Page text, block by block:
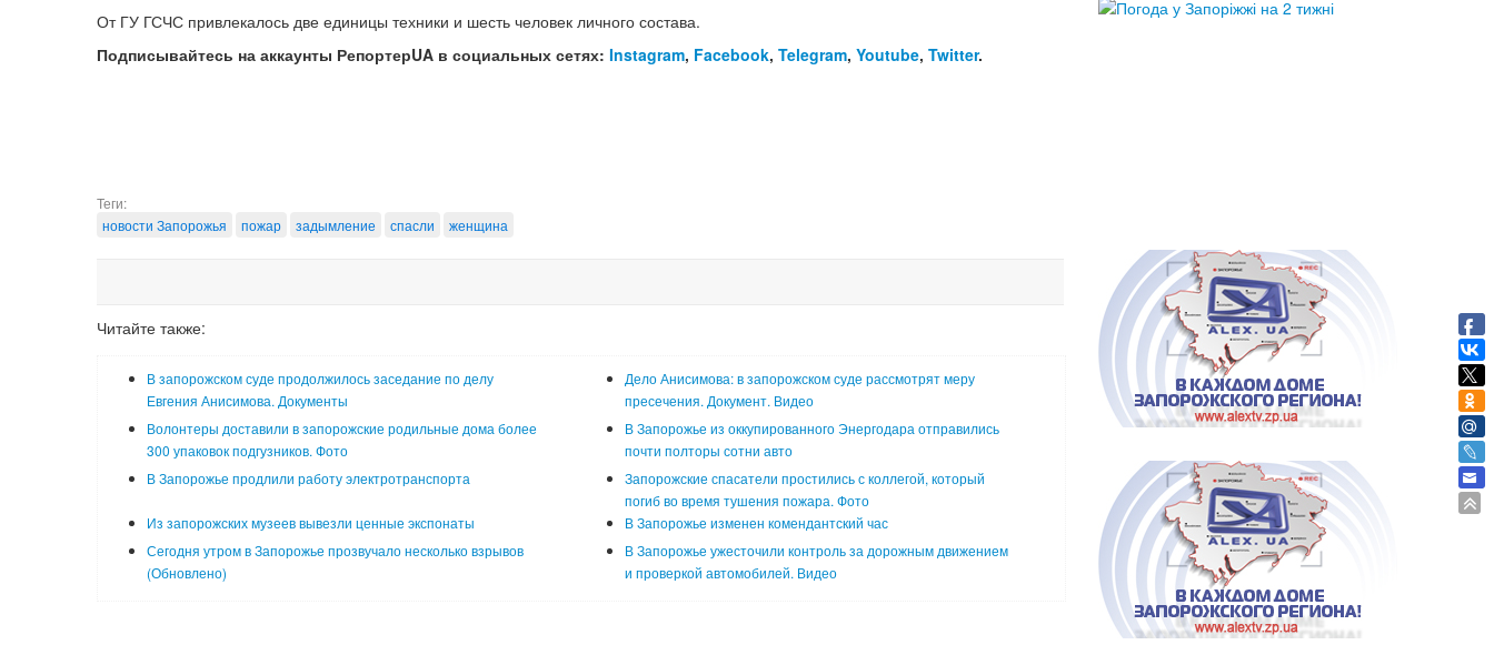
От ГУ ГСЧС привлекалось две единицы техники и шесть человек личного состава.
Подписывайтесь на аккаунты РепортерUA в социальных сетях: Instagram, Facebook, Telegram, Youtube, Twitter.
Теги:
новости Запорожья
пожар задымление спасли женщина
Читайте также:
В запорожском суде продолжилось заседание по делу
Евгения Анисимова. Документы
Дело Анисимова: в запорожском суде рассмотрят меру
пресечения. Документ. Видео
Волонтеры доставили в запорожские родильные дома более
300 упаковок подгузников. Фото
В Запорожье из оккупированного Энергодара отправились
почти полторы сотни авто
В Запорожье продлили работу электротранспорта
Запорожские спасатели простились с коллегой, который
погиб во время тушения пожара. Фото
Из запорожских музеев вывезли ценные экспонаты
В Запорожье изменен комендантский час
Сегодня утром в Запорожье прозвучало несколько взрывов
(Обновлено)
В Запорожье ужесточили контроль за дорожным движением
и проверкой автомобилей. Видео